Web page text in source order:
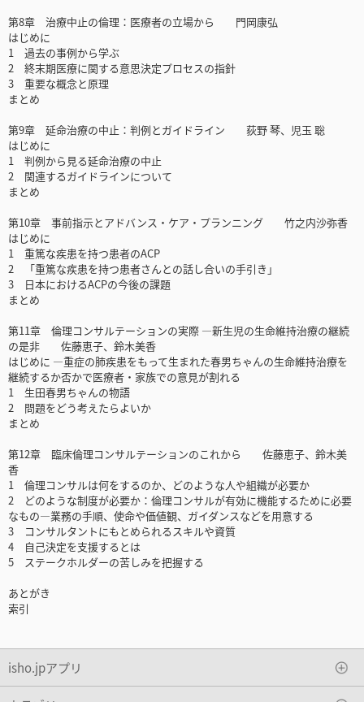
第8章 治療中止の倫理：医療者の立場から 門岡康弘
はじめに
1 過去の事例から学ぶ
2 終末期医療に関する意思決定プロセスの指針
3 重要な概念と原理
まとめ
第9章 延命治療の中止：判例とガイドライン 荻野 琴、児玉 聡
はじめに
1 判例から見る延命治療の中止
2 関連するガイドラインについて
まとめ
第10章 事前指示とアドバンス・ケア・プランニング 竹之内沙弥香
はじめに
1 重篤な疾患を持つ患者のACP
2 「重篤な疾患を持つ患者さんとの話し合いの手引き」
3 日本におけるACPの今後の課題
まとめ
第11章 倫理コンサルテーションの実際 ―新生児の生命維持治療の継続
の是非 佐藤恵子、鈴木美香
はじめに ―重症の肺疾患をもって生まれた春男ちゃんの生命維持治療を
継続するか否かで医療者・家族での意見が割れる
1 生田春男ちゃんの物語
2 問題をどう考えたらよいか
まとめ
第12章 臨床倫理コンサルテーションのこれから 佐藤恵子、鈴木美
香
1 倫理コンサルは何をするのか、どのような人や組織が必要か
2 どのような制度が必要か：倫理コンサルが有効に機能するために必要
なもの―業務の手順、使命や価値観、ガイダンスなどを用意する
3 コンサルタントにもとめられるスキルや資質
4 自己決定を支援するとは
5 ステークホルダーの苦しみを把握する
あとがき
索引
isho.jpアプリ